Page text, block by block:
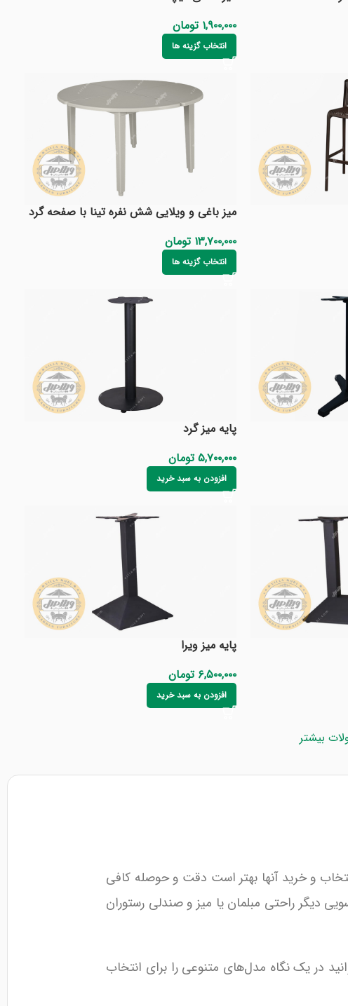
۱,۹۰۰,۰۰۰ تومان
انتخاب گزینه ها
میز باغی و ویلایی شش نفره تینا با صفحه گرد
۱۳,۷۰۰,۰۰۰ تومان
انتخاب گزینه ها
پایه میز گرد
۵,۷۰۰,۰۰۰ تومان
افزودن به سبد خرید
پایه میز ویرا
۶,۵۰۰,۰۰۰ تومان
افزودن به سبد خرید
بیشتر
و خرید آنها بهتر است دقت و حوصله کافی
دیگر راحتی مبلمان یا میز و صندلی رستوران
در یک نگاه مدل‌های متنوعی را برای انتخاب